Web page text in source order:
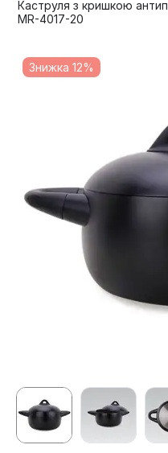
Каструля з кришкою
MR-4017-20
Знижка 12%